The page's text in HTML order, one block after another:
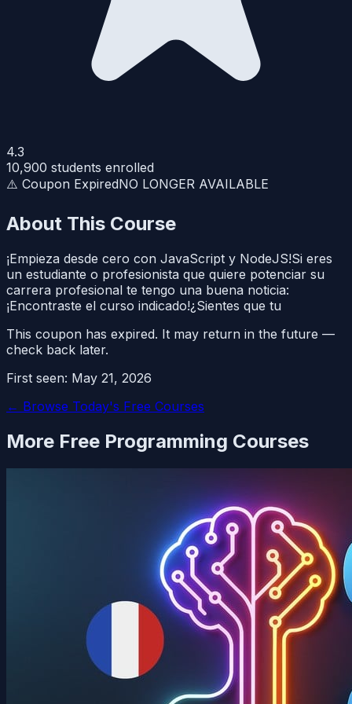
4.3
10,900 students enrolled
⚠️ Coupon ExpiredNO LONGER AVAILABLE
About This Course
¡Empieza desde cero con JavaScript y NodeJS!Si eres
un estudiante o profesionista que quiere potenciar su
carrera profesional te tengo una buena noticia:
¡Encontraste el curso indicado!¿Sientes que tu
This coupon has expired. It may return in the future —
check back later.
First seen: May 21, 2026
← Browse Today's Free Courses
More Free Programming Courses